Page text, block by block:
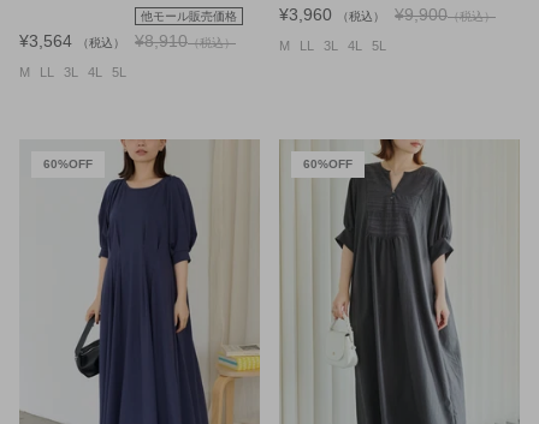
¥3,564 （税込）
他モール販売価格
¥8,910（税込）
M 3L 4L 5L
¥3,960 （税込） ¥9,900（税込）
M 3L 4L 5L
60%OFF 60%OFF